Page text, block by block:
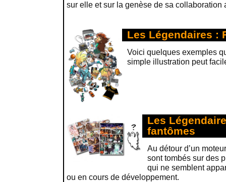
sur elle et sur la genèse de sa collaboration
Les Légendaires :
Voici quelques exemples
simple illustration peut
Les
fantômes
Au détour d’un
sont tombés sur des
qui ne semblent
ou en cours de développement.